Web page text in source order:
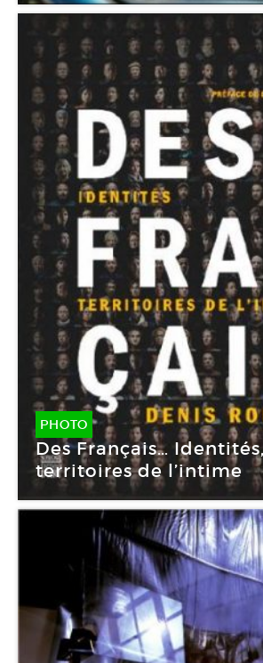
PHOTO
Des Français… Identités,
territoires de l’intime